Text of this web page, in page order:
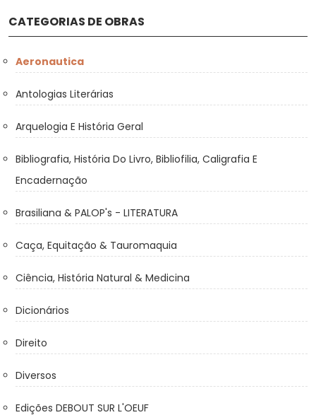
CATEGORIAS DE OBRAS
Aeronautica
Antologias Literárias
Arquelogia E História Geral
Bibliografia, História Do Livro, Bibliofilia, Caligrafia E
Encadernação
Brasiliana & PALOP's - LITERATURA
Caça, Equitação & Tauromaquia
Ciência, História Natural & Medicina
Dicionários
Direito
Diversos
Edições DEBOUT SUR L'OEUF